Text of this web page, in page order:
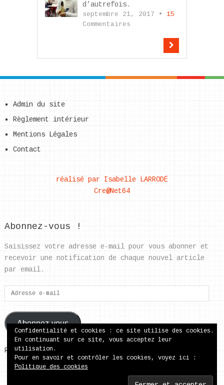
d’autrefois.
septembre 21, 2017 • 15
Commentaires
Admin du site
Règlement intérieur
Mentions Légales
Contact
réalisé par Isabelle LARRODÉ
Cre@Net64
Abonnez-vous !
Saisissez votre adresse e-mail pour vous abonner et
recevoir une notification de chaque nouvel article
par email.
Adresse
e-
mail
Abonnez-vous
Rejoignez les 37 autres abonnés
Copyright © 2026.
Confidentialité et cookies : ce site utilise des cookies.
En continuant sur ce site, vous acceptez leur
utilisation.
Pour en savoir et contrôler les cookies, voyez ici :
Politique des cookies